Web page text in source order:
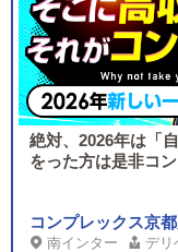
絶対、2026年は「
をった方は是非コ
コンプレックス京
南インター デリ